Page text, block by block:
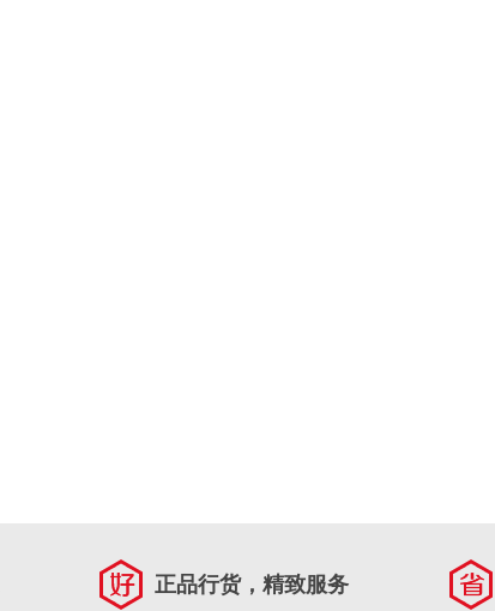
正品行货，精致服务